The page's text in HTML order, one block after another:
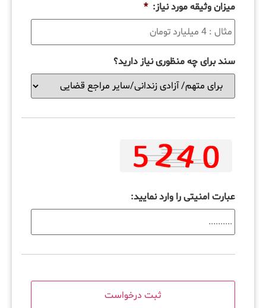
میزان وثیقه مورد نیاز: *
سند برای چه منظوری نیاز دارید؟
عبارت امنیتی را وارد نمایید: